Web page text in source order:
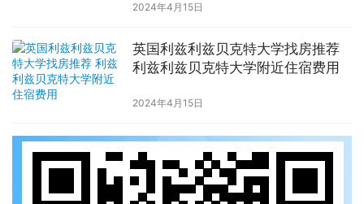
2024年4月15日
英国利兹利兹贝克特大学找房推荐
利兹利兹贝克特大学附近住宿费用
2024年4月15日